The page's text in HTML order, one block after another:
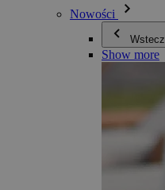
Nowości
Wstecz
Show more